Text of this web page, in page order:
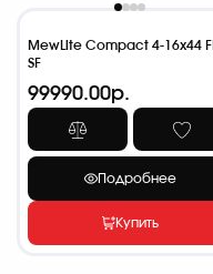
MewLite Compact 4-16x44
SF
99990.00р.
Подробнее
Купить